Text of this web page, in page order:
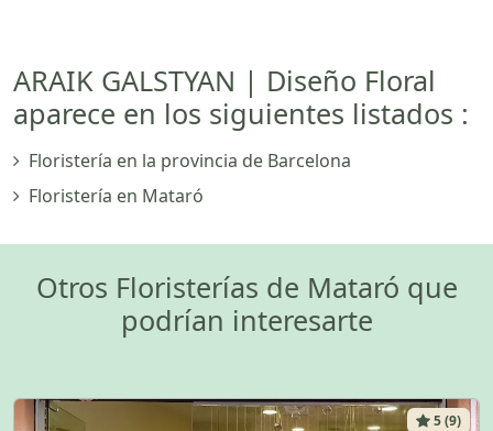
ARAIK GALSTYAN | Diseño Floral
aparece en los siguientes listados :
Floristería en la provincia de Barcelona
Floristería en Mataró
Otros Floristerías de Mataró que
podrían interesarte
5 (9)